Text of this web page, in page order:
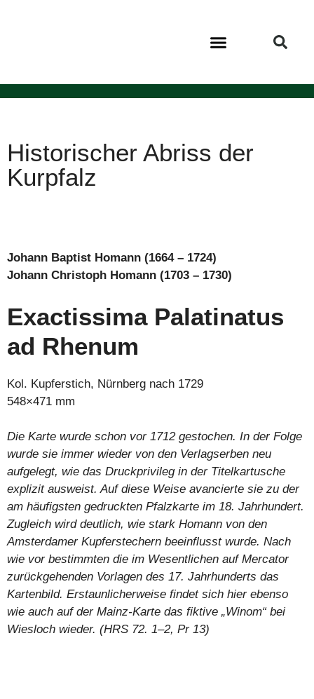
Historischer Abriss der
Kurpfalz
Johann Baptist Homann (1664 – 1724)
Johann Christoph Homann (1703 – 1730)
Exactissima Palatinatus
ad Rhenum
Kol. Kupferstich, Nürnberg nach 1729
548×471 mm
Die Karte wurde schon vor 1712 gestochen. In der Folge
wurde sie immer wieder von den Verlagserben neu
aufgelegt, wie das Druckprivileg in der Titelkartusche
explizit ausweist. Auf diese Weise avancierte sie zu der
am häufigsten gedruckten Pfalzkarte im 18. Jahrhundert.
Zugleich wird deutlich, wie stark Homann von den
Amsterdamer Kupferstechern beeinflusst wurde. Nach
wie vor bestimmten die im Wesentlichen auf Mercator
zurückgehenden Vorlagen des 17. Jahrhunderts das
Kartenbild. Erstaunlicherweise findet sich hier ebenso
wie auch auf der Mainz-Karte das fiktive „Winom“ bei
Wiesloch wieder. (HRS 72. 1–2, Pr 13)